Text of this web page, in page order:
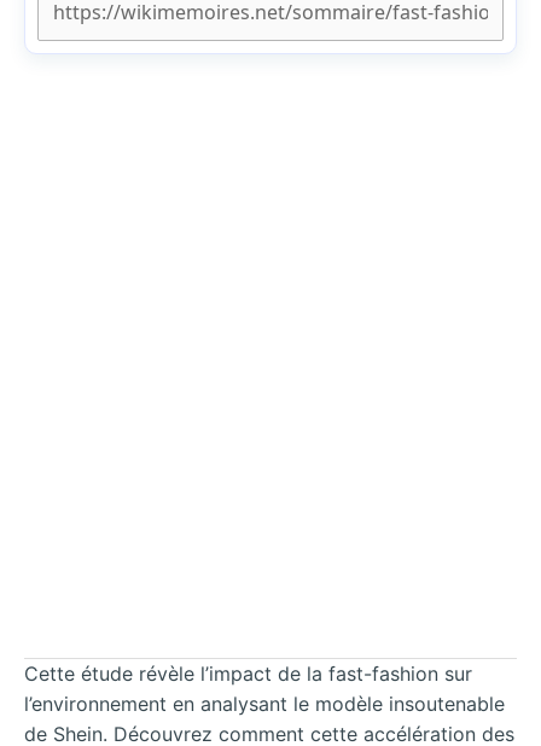
Cette étude révèle l’impact de la fast-fashion sur
l’environnement en analysant le modèle insoutenable
de Shein. Découvrez comment cette accélération des